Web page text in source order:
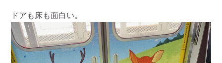
ドアも床も面白い。